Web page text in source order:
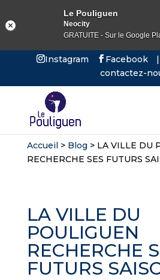
Instagram Facebook |
contactez-
Accueil> Blog > LA VILLE DU
RECHERCHE SES FUTURS
LA VILLE DU
POULIGUEN
RECHERCHE
FUTURS
Le Pouliguen
Neocity
GRATUITE - Sur le Google